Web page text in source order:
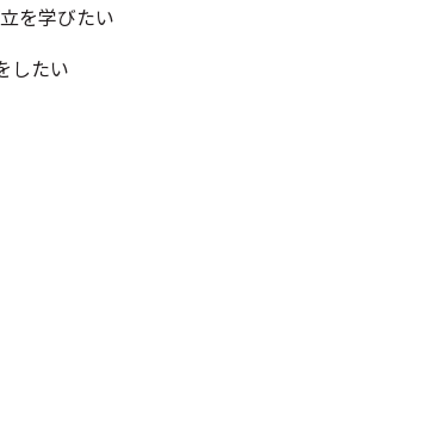
を学びたい
したい